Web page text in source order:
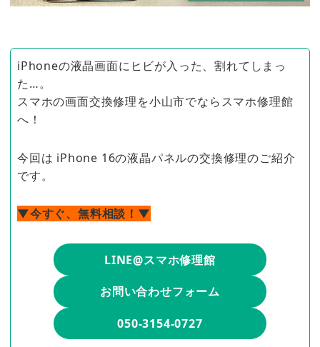
iPhoneの液晶画面にヒビが入った、割れてしまっ
た…。
スマホの画面交換修理を小山市でならスマホ修理館
へ！
今回は iPhone 16の液晶パネルの交換修理のご紹介
です。
▼今すぐ、無料相談！▼
LINE@スマホ修理館
お問い合わせフォーム
050-3154-0727